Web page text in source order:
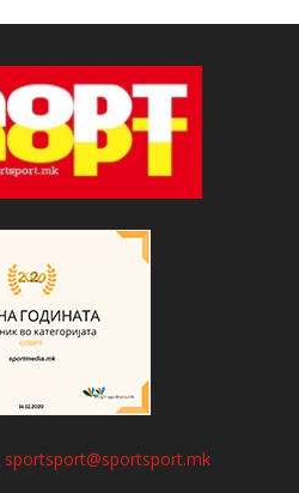
sportsport@sportsport.mk